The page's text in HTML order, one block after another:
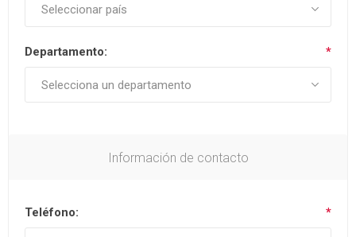
Departamento: *
Información de contacto
Teléfono: *